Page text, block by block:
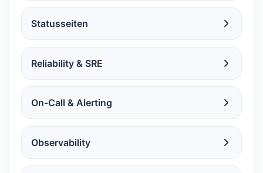
Statusseiten
Reliability & SRE
On-Call & Alerting
Observability